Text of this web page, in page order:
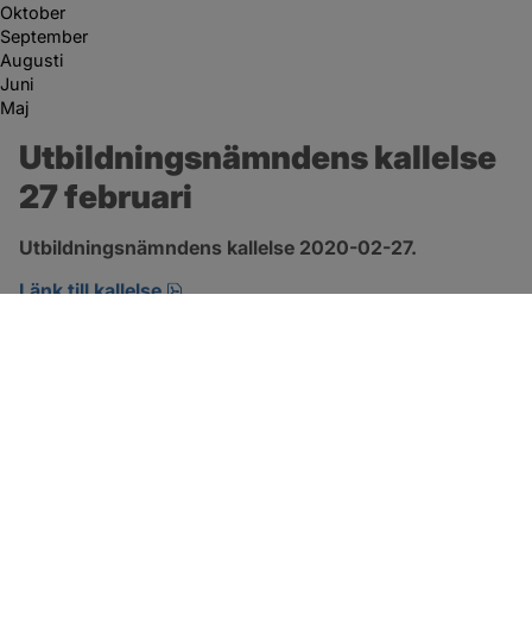
Oktober
September
Augusti
Juni
Maj
Utbildningsnämndens kallelse
27 februari
Utbildningsnämndens kallelse 2020-02-27.
Länk till kallelse
pdf, öppnas i nytt fönster.